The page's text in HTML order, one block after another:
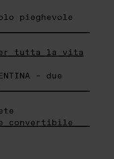
pieghevole
tutta la vita
– due
convertibile